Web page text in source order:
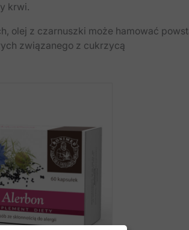
krwi.
olej z czarnuszki może hamować
związanego z cukrzycą